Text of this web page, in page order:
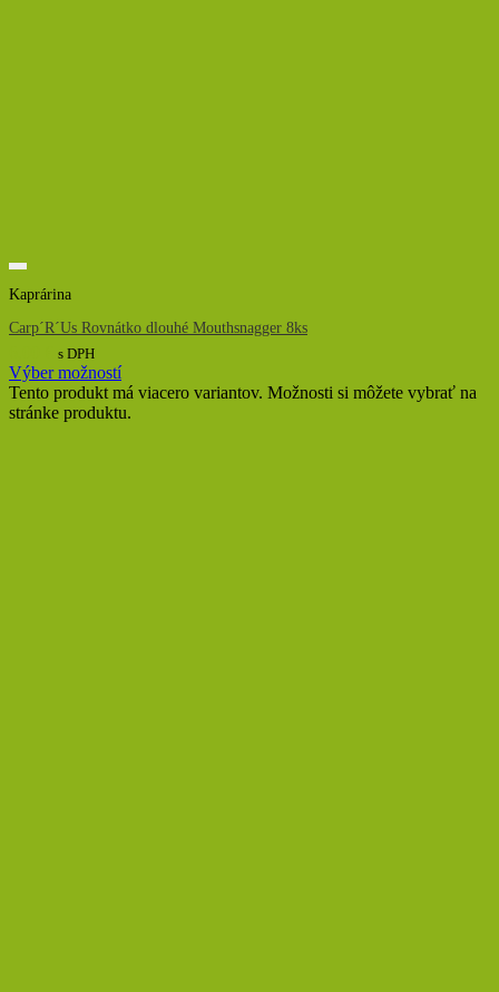
Kaprárina
Carp´R´Us Rovnátko dlouhé Mouthsnagger 8ks
s DPH
Výber možností
Tento produkt má viacero variantov. Možnosti si môžete vybrať na
stránke produktu.